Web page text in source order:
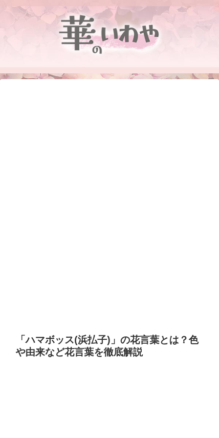
「ハマボッス(浜払子)」の花言葉とは？色
や由来など花言葉を徹底解説